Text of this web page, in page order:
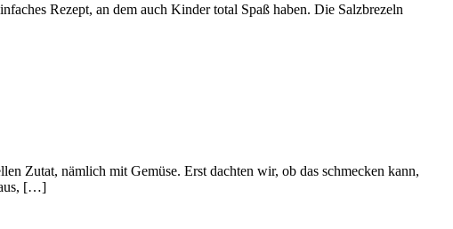
Rezept, an dem auch Kinder total Spaß haben. Die Salzbrezeln
Zutat, nämlich mit Gemüse. Erst dachten wir, ob das schmecken kann,
[…]